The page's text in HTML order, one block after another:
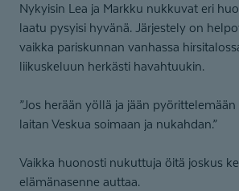
Nykyisin Lea ja Markku nukkuvat eri
laatu pysyisi hyvänä. Järjestely on
vaikka pariskunnan vanhassa
liikuskeluun herkästi havahtuukin.
”Jos herään yöllä ja jään pyörittelemään
laitan Veskua soimaan ja nukahdan.”
Vaikka huonosti nukuttuja öitä joskus
elämänasenne auttaa.